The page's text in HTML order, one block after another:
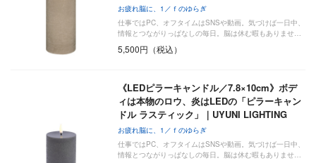
お疲れ脳に、1／ｆのゆらぎ
仕事ではPC、オフタイムはSNSや動画。気づけば一日中、
情報とつながりっぱなしの毎日。脳は休む暇もありませ…
5,500円（税込）
《LEDピラーキャンドル／7.8×10cm》ボデ
ィは本物のロウ、炎はLEDの「ピラーキャン
ドル ラスティック」｜UYUNI LIGHTING
お疲れ脳に、1／ｆのゆらぎ
仕事ではPC、オフタイムはSNSや動画。気づけば一日中、
情報とつながりっぱなしの毎日。脳は休む暇もありませ…